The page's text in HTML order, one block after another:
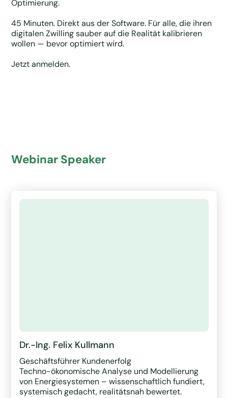
Optimierung.
45 Minuten. Direkt aus der Software. Für alle, die ihren
digitalen Zwilling sauber auf die Realität kalibrieren
wollen — bevor optimiert wird.
Jetzt anmelden.
Webinar Speaker
Dr.-Ing. Felix Kullmann
Geschäftsführer Kundenerfolg
Techno-ökonomische Analyse und Modellierung
von Energiesystemen – wissenschaftlich fundiert,
systemisch gedacht, realitätsnah bewertet.